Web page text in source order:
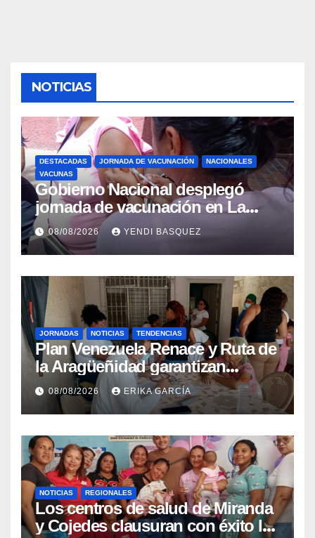
NOTICIAS
DESTACADAS JORNADA DE VACUNACIÓN
NACIONALES
VACUNAS
Gobierno Nacional desplegó
jornada de vacunación en La
Guaira para garantizar protección
epidemiológica
08/08/2026 YENDI BASQUEZ
JORNADAS NOTICIAS TENDENCIAS
Plan Venezuela Renace y Ruta de
la Aragüeñidad garantizan
atención médica integral en
Aragua
08/08/2026 ERIKA GARCÍA
NOTICIAS REGIONALES
Los centros de salud de Miranda
y Cojedes clausuran con éxito la